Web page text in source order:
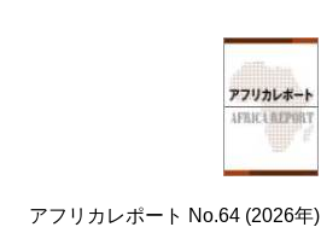
アフリカレポート No.64 (2026年)